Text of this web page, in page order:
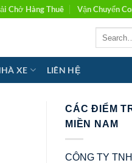
Chở Hàng Thuê Vận Chuyển
XE LIÊN HỆ
CÁC ĐIỂM
MIỀN NAM
CÔNG TY